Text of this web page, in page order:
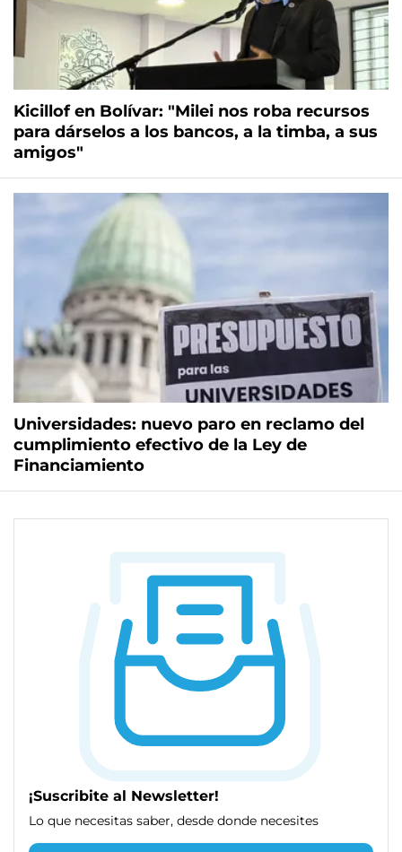
Kicillof en Bolívar: "Milei nos roba recursos
para dárselos a los bancos, a la timba, a sus
amigos"
Universidades: nuevo paro en reclamo del
cumplimiento efectivo de la Ley de
Financiamiento
¡Suscribite al Newsletter!
Lo que necesitas saber, desde donde necesites